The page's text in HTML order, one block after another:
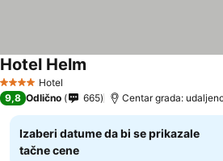
4 ZvezdiceHotel
Hotel Helm
9,8 Odlično 665 Centar grada:
Izaberi datume da bi se prikazale
tačne cene